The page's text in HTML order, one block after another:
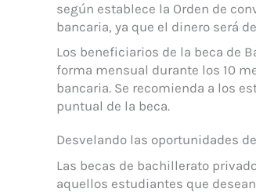
según establece la Orden de
bancaria, ya que el dinero será
Los beneficiarios de la beca de
forma mensual durante los 10
bancaria. Se recomienda a los
puntual de la beca.
Desvelando las oportunidades
Las becas de bachillerato
aquellos estudiantes que